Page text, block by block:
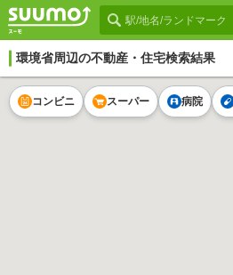
環境省周辺の不動産・住宅検索結果
コンビニ スーパー 病院